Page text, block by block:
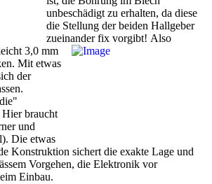
unbeschädigt zu erhalten, da diese
die Stellung der beiden Hallgeber
zueinander fix vorgibt! Also
3,0 mm
Mit etwas
der
braucht
und
Die etwas
Konstruktion sichert die exakte Lage und
Vorgehen, die Elektronik vor
Einbau.